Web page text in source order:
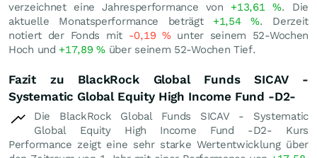
verzeichnet eine Jahresperformance von +13,61%. Die
aktuelle Monatsperformance beträgt +1,54%. Derzeit
notiert der Fonds mit -0,19 %unter seinem 52-Wochen
Hoch und +17,89%über seinem 52-Wochen Tief.
Fazit zu BlackRock Global Funds SICAV -
Systematic Global Equity High Income Fund -D2-
Die BlackRock Global Funds SICAV - Systematic
Global Equity High Income Fund -D2- Kurs
Performance zeigt eine sehr starke Wertentwicklung über